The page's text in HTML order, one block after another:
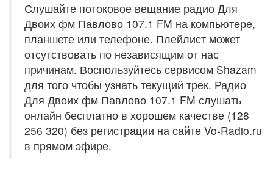
Слушайте потоковое вещание радио Для
Двоих фм Павлово 107.1 FM на компьютере,
планшете или телефоне. Плейлист может
отсутствовать по независящим от нас
причинам. Воспользуйтесь сервисом Shazam
для того чтобы узнать текущий трек. Радио
Для Двоих фм Павлово 107.1 FM слушать
онлайн бесплатно в хорошем качестве (128
256 320) без регистрации на сайте Vo-Radio.ru
в прямом эфире.